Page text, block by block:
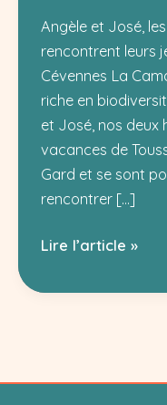
Angèle et José,
rencontrent leurs
Cévennes La
riche en
et José, nos deux
vacances de
Gard et se sont
rencontrer […]
Angèle
José
Lire l’article »